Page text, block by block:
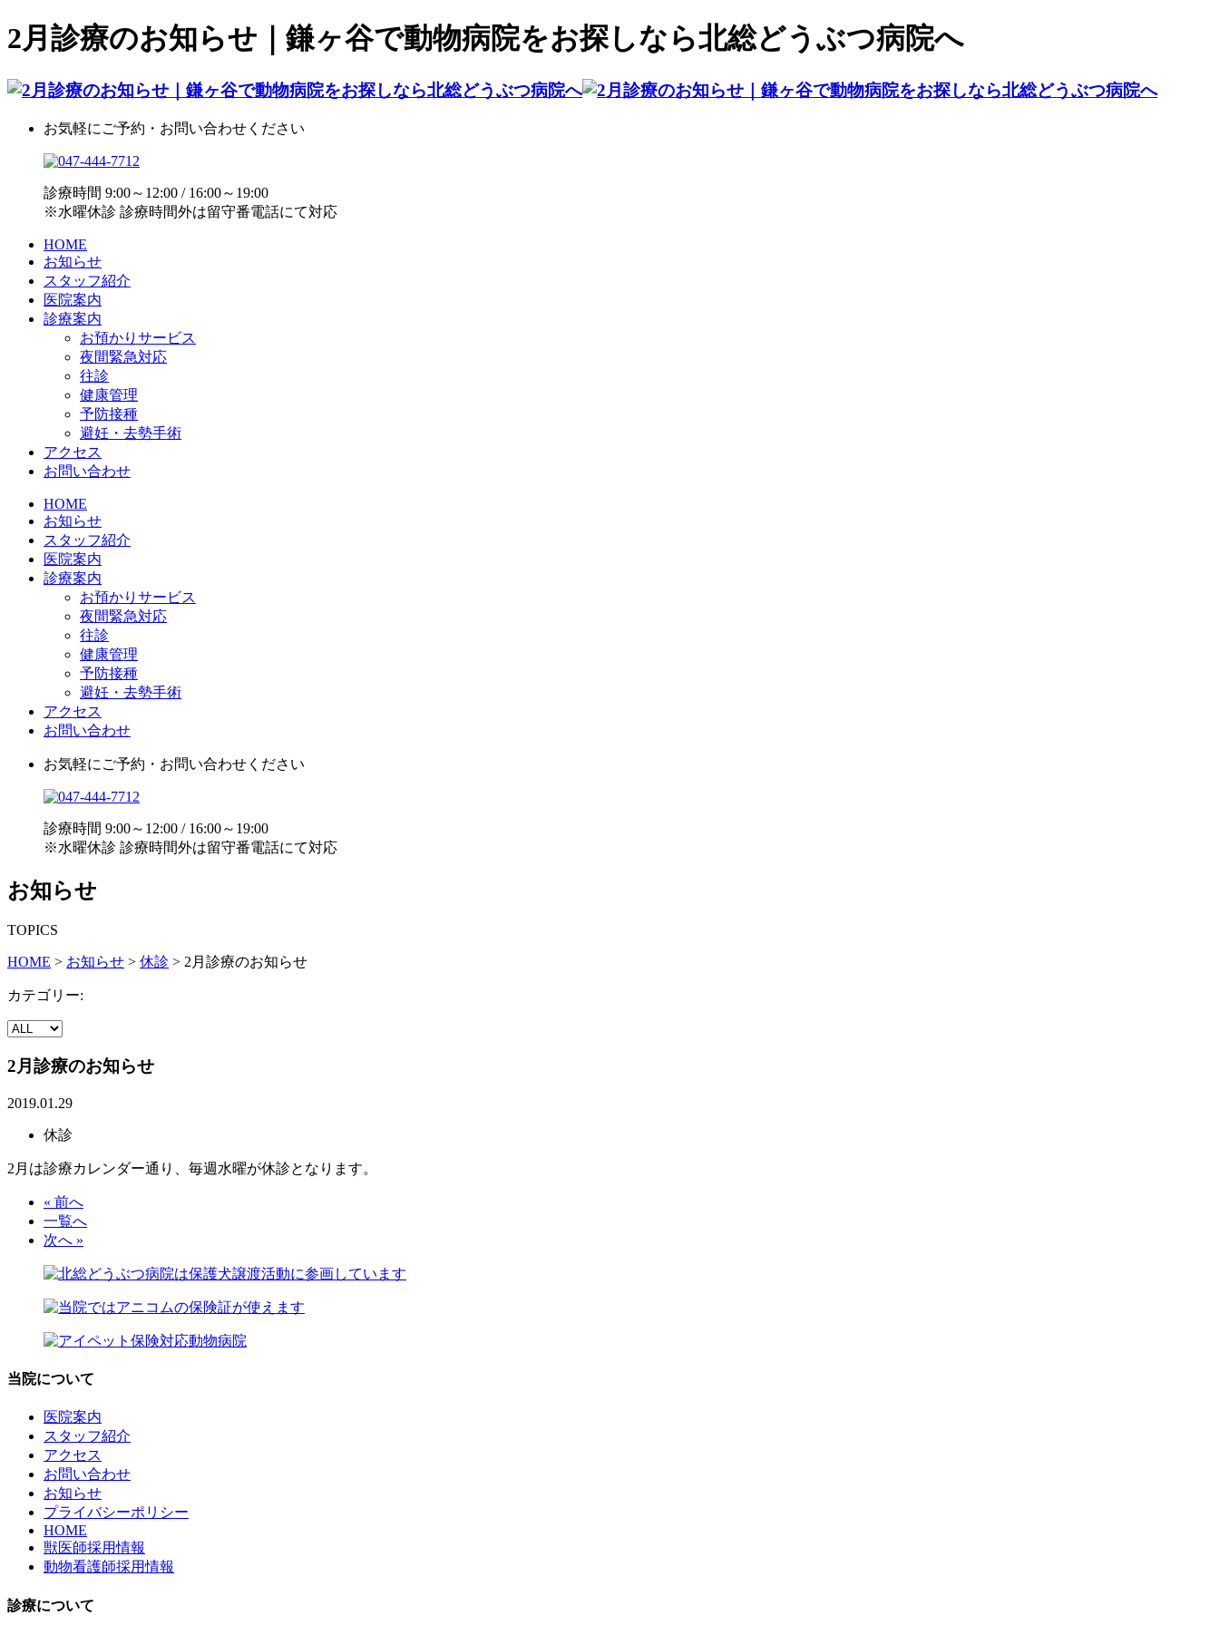
2月診療のお知らせ｜鎌ヶ谷で動物病院をお探しなら北総どうぶつ病院へ
お気軽にご予約・お問い合わせください
診療時間 9:00～12:00 / 16:00～19:00
※水曜休診 診療時間外は留守番電話にて対応
HOME
お知らせ
スタッフ紹介
医院案内
診療案内
お預かりサービス
夜間緊急対応
往診
健康管理
予防接種
避妊・去勢手術
アクセス
お問い合わせ
HOME
お知らせ
スタッフ紹介
医院案内
診療案内
お預かりサービス
夜間緊急対応
往診
健康管理
予防接種
避妊・去勢手術
アクセス
お問い合わせ
お気軽にご予約・お問い合わせください
診療時間 9:00～12:00 / 16:00～19:00
※水曜休診 診療時間外は留守番電話にて対応
お知らせ
TOPICS
HOME > お知らせ > 休診 > 2月診療のお知らせ
カテゴリー:
2月診療のお知らせ
2019.01.29
休診
2月は診療カレンダー通り、毎週水曜が休診となります。
« 前へ
一覧へ
次へ »
当院について
医院案内
スタッフ紹介
アクセス
お問い合わせ
お知らせ
プライバシーポリシー
HOME
獣医師採用情報
動物看護師採用情報
診療について